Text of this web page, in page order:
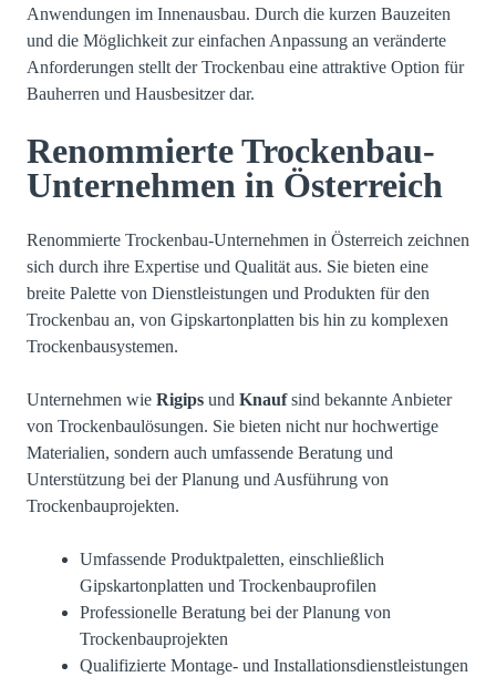
Anwendungen im Innenausbau. Durch die kurzen Bauzeiten
und die Möglichkeit zur einfachen Anpassung an veränderte
Anforderungen stellt der Trockenbau eine attraktive Option für
Bauherren und Hausbesitzer dar.
Renommierte Trockenbau-
Unternehmen in Österreich
Renommierte Trockenbau-Unternehmen in Österreich zeichnen
sich durch ihre Expertise und Qualität aus. Sie bieten eine
breite Palette von Dienstleistungen und Produkten für den
Trockenbau an, von Gipskartonplatten bis hin zu komplexen
Trockenbausystemen.
Unternehmen wie Rigips und Knaufsind bekannte Anbieter
von Trockenbaulösungen. Sie bieten nicht nur hochwertige
Materialien, sondern auch umfassende Beratung und
Unterstützung bei der Planung und Ausführung von
Trockenbauprojekten.
Umfassende Produktpaletten, einschließlich
Gipskartonplatten und Trockenbauprofilen
Professionelle Beratung bei der Planung von
Trockenbauprojekten
Qualifizierte Montage- und Installationsdienstleistungen